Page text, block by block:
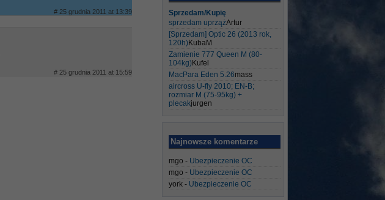
# 25 grudnia 2011 at 13:39
# 25 grudnia 2011 at 15:59
Sprzedam/Kupię
sprzedam uprzążArtur
[Sprzedam] Optic 26 (2013 rok,
120h) KubaM
Zamienie 777 Queen M (80-
104kg) Kufel
MacPara Eden 5.26mass
aircross U-fly 2010; EN-B;
rozmiar M (75-95kg) +
plecakjurgen
Najnowsze komentarze
mgo - Ubezpieczenie OC
mgo - Ubezpieczenie OC
york - Ubezpieczenie OC